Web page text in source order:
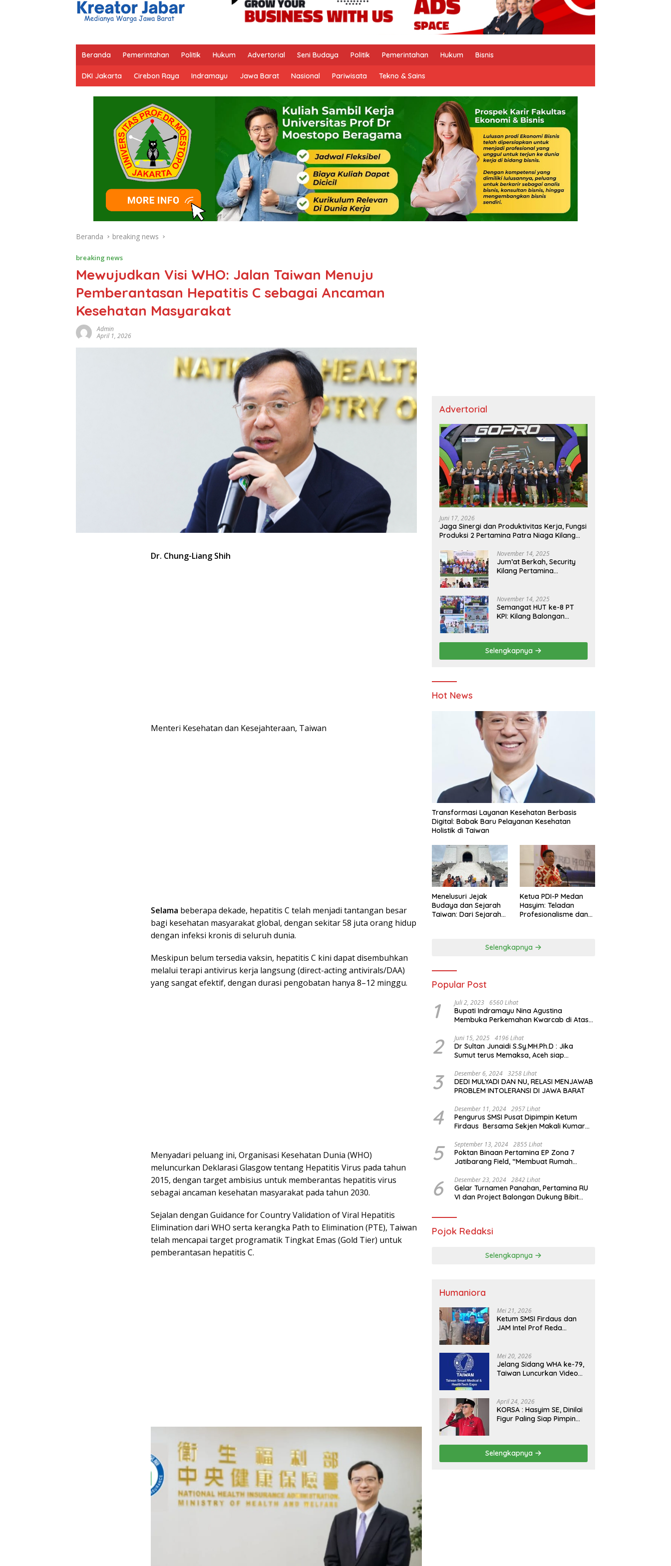
Beranda Pemerintahan Politik Hukum Advertorial Seni Budaya Politik Pemerintahan Hukum Bisnis
DKI Jakarta Cirebon Raya Indramayu Jawa Barat Nasional Pariwisata Tekno & Sains
Beranda breaking news
breaking news
Mewujudkan Visi WHO: Jalan Taiwan Menuju
Pemberantasan Hepatitis C sebagai Ancaman
Kesehatan Masyarakat
Admin
April 1, 2026
Dr. Chung-Liang Shih
Menteri Kesehatan dan Kesejahteraan, Taiwan
Selama beberapa dekade, hepatitis C telah menjadi tantangan besar
bagi kesehatan masyarakat global, dengan sekitar 58 juta orang hidup
dengan infeksi kronis di seluruh dunia.
Meskipun belum tersedia vaksin, hepatitis C kini dapat disembuhkan
melalui terapi antivirus kerja langsung (direct-acting antivirals/DAA)
yang sangat efektif, dengan durasi pengobatan hanya 8–12 minggu.
Menyadari peluang ini, Organisasi Kesehatan Dunia (WHO)
meluncurkan Deklarasi Glasgow tentang Hepatitis Virus pada tahun
2015, dengan target ambisius untuk memberantas hepatitis virus
sebagai ancaman kesehatan masyarakat pada tahun 2030.
Sejalan dengan Guidance for Country Validation of Viral Hepatitis
Elimination dari WHO serta kerangka Path to Elimination (PTE), Taiwan
telah mencapai target programatik Tingkat Emas (Gold Tier) untuk
pemberantasan hepatitis C.
Advertorial
Juni 17, 2026
Jaga Sinergi dan Produktivitas Kerja, Fungsi
Produksi 2 Pertamina Patra Niaga Kilang
November 14, 2025
Jum’at Berkah, Security
Kilang Pertamina
November 14, 2025
Semangat HUT ke-8 PT
KPI: Kilang Balongan
Berbagi Bersama
Penyandang Disabilitas
dan Yayasan Pendidikan
Selengkapnya
Hot News
Transformasi Layanan Kesehatan Berbasis
Digital: Babak Baru Pelayanan Kesehatan
Holistik di Taiwan
Menelusuri Jejak
Budaya dan Sejarah
Taiwan: Dari Sejarah
Sejarah Chiang Kai-
Ketua PDI-P Medan
Hasyim: Teladan
Profesionalisme dan
Selengkapnya
Popular Post
1 Juli 2, 2023 6560 Lihat
Bupati Indramayu Nina Agustina
Membuka Perkemahan Kwarcab di Atas
2 Juni 15, 2025 4196 Lihat
Dr Sultan Junaidi S.Sy.MH.Ph.D : Jika
Sumut terus Memaksa, Aceh siap
Internasional
3 Desember 6, 2024 3258 Lihat
DEDI MULYADI DAN NU, RELASI MENJAWAB
PROBLEM INTOLERANSI DI JAWA BARAT
4 Desember 11, 2024 2957 Lihat
Pengurus SMSI Pusat Dipimpin Ketum
Firdaus Bersama Sekjen Makali Kumar
Yusuf
5 September 13, 2024 2855 Lihat
Poktan Binaan Pertamina EP Zona 7
Jatibarang Field, “Membuat Rumah
Tikus
6 Desember 23, 2024 2842 Lihat
Gelar Turnamen Panahan, Pertamina RU
VI dan Project Balongan Dukung Bibit
Pojok Redaksi
Selengkapnya
Humaniora
Mei 21, 2026
Ketum SMSI Firdaus dan
JAM Intel Prof Reda
SMSI Sukseskan Jaga
Desa dan Jaga Dapur
MBG, Perkuat Pengawasan
Mei 20, 2026
Jelang Sidang WHA ke-79,
Taiwan Luncurkan Video
Inovasi Kesehatan Global
April 24, 2026
KORSA : Hasyim SE, Dinilai
Figur Paling Siap Pimpin
Selengkapnya